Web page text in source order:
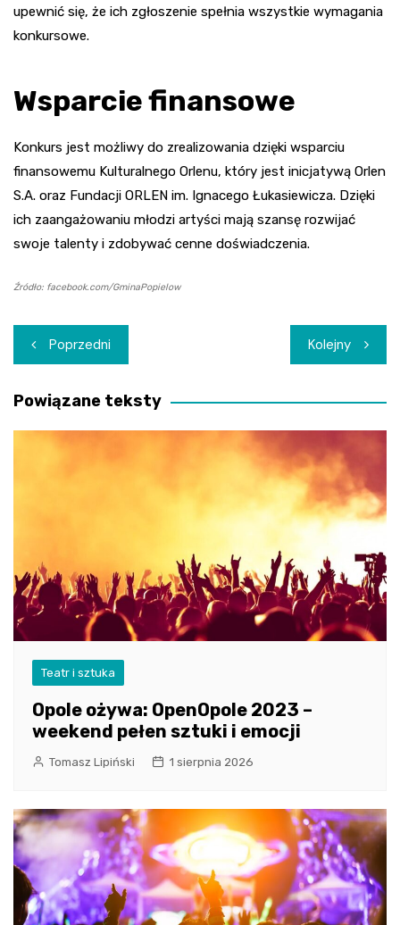
upewnić się, że ich zgłoszenie spełnia wszystkie wymagania
konkursowe.
Wsparcie finansowe
Konkurs jest możliwy do zrealizowania dzięki wsparciu
finansowemu Kulturalnego Orlenu, który jest inicjatywą Orlen
S.A. oraz Fundacji ORLEN im. Ignacego Łukasiewicza. Dzięki
ich zaangażowaniu młodzi artyści mają szansę rozwijać
swoje talenty i zdobywać cenne doświadczenia.
Źródło: facebook.com/GminaPopielow
Nawigacja
wpisu
Poprzedni Kolejny
Powiązane teksty
Teatr i sztuka
Opole ożywa: OpenOpole 2023 –
weekend pełen sztuki i emocji
Tomasz Lipiński 1 sierpnia 2026